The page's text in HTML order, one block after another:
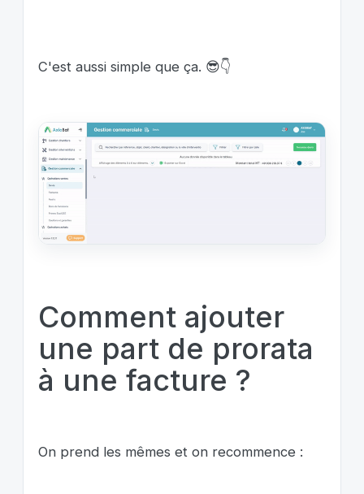
C'est aussi simple que ça. 😎👇
Comment ajouter
une part de prorata
à une facture ?
On prend les mêmes et on recommence :